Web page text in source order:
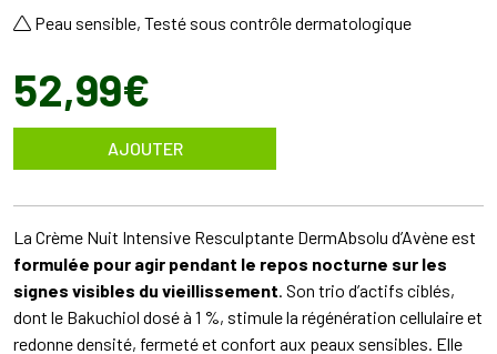
Peau sensible, Testé sous contrôle dermatologique
52,99€
AJOUTER
La Crème Nuit Intensive Resculptante DermAbsolu d’Avène est
formulée pour agir pendant le repos nocturne sur les
signes visibles du vieillissement. Son trio d’actifs ciblés,
dont le Bakuchiol dosé à 1 %, stimule la régénération cellulaire et
redonne densité, fermeté et confort aux peaux sensibles. Elle